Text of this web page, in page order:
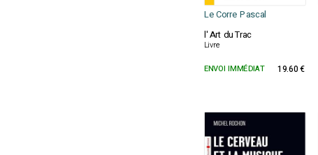
Le Corre Pascal
l' Art du Trac
Livre
ENVOI IMMÉDIAT 19.60 €